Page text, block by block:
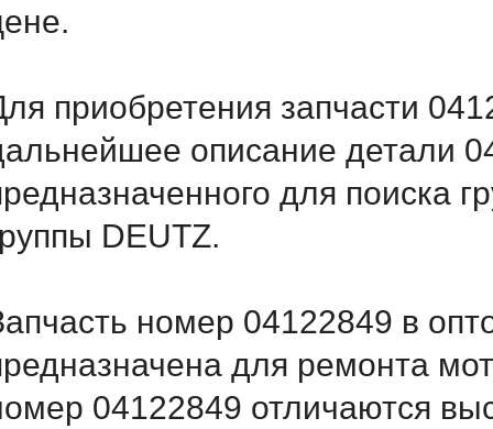
приобретения запчасти
описание детали
для поиска
DEUTZ.
номер 04122849 в
для ремонта
04122849 отличаются